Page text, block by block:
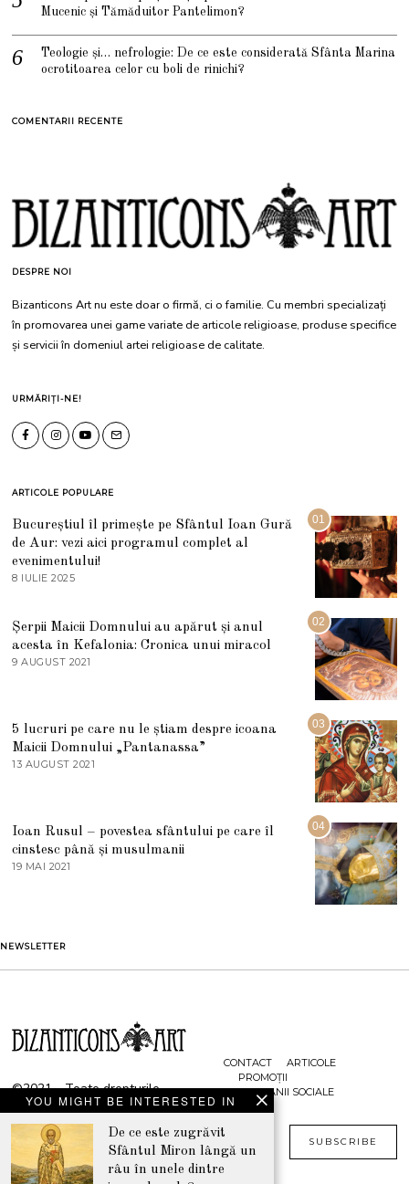
Mucenic și Tămăduitor Pantelimon?
Teologie și… nefrologie: De ce este considerată Sfânta Marina
ocrotitoarea celor cu boli de rinichi?
COMENTARII RECENTE
DESPRE NOI
Bizanticons Art nu este doar o firmă, ci o familie. Cu membri specializați
în promovarea unei game variate de articole religioase, produse specifice
și servicii în domeniul artei religioase de calitate.
URMĂRIȚI-NE!
ARTICOLE POPULARE
01
Bucureștiul îl primește pe Sfântul Ioan Gură
de Aur: vezi aici programul complet al
evenimentului!
8 IULIE 2025
L
I
E
02
Șerpii Maicii Domnului au apărut și anul
acesta în Kefalonia: Cronica unui miracol
9 AUGUST 2021
T
I
2
03
5 lucruri pe care nu le știam despre icoana
Maicii Domnului „Pantanassa”
13 AUGUST 2021
U
S
T
04
Ioan Rusul – povestea sfântului pe care îl
cinstesc până și musulmanii
19 MAI 2021
YOU MIGHT BE INTERESTED IN
De ce este zugrăvit
Sfântul Miron lângă un
râu în unele dintre
NEWSLETTER
©2021 - Toate drepturile
rezervate
www.bizanticons.ro
CONTACT
ARTICOLE
PROMOȚII
CAMPANII SOCIALE
SUBSCRIBE